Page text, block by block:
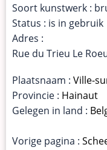
Soort kunstwerk :
Status : is in gebruik
Adres :
Rue du Trieu Le
Plaatsnaam : Ville-
Provincie : Hainaut
Gelegen in land :
Vorige pagina :